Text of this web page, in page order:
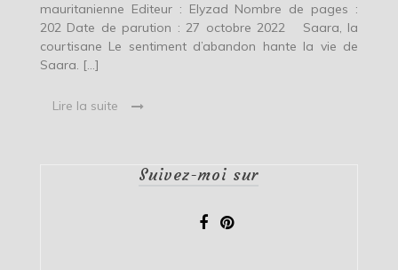
mauritanienne Editeur : Elyzad Nombre de pages :
202 Date de parution : 27 octobre 2022 Saara, la
courtisane Le sentiment d’abandon hante la vie de
Saara. […]
Lire la suite
Suivez-moi sur